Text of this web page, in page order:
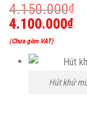
4.150.000₫
4.100.000₫
Giá
hiện
tại
(Chưa gồm VAT)
Hút khử